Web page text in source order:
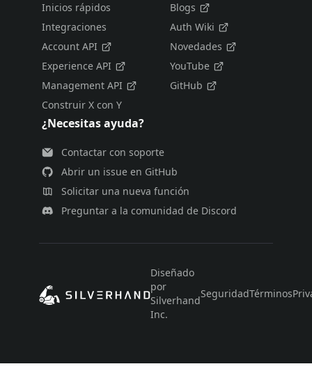
Inicios rápidos
Integraciones
Account API
Experience API
Management API
Construir X con Y
Blogs
Auth Wiki
Novedades
YouTube
GitHub
¿Necesitas ayuda?
Contactar con soporte
Abrir un issue en GitHub
Solicitar una nueva función
Preguntar a la comunidad de Discord
Diseñado
por
Silverhand
Inc.
SeguridadTérminos